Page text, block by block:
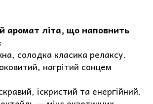
аромат літа, що наповнить
солодка класика релаксу.
нагрітий сонцем
іскристий та енергійний.